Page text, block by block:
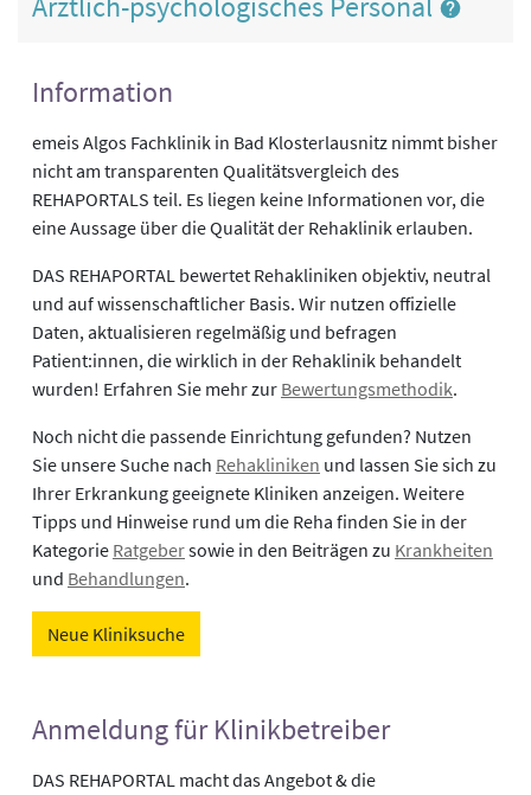
Information
emeis Algos Fachklinik in Bad Klosterlausnitz nimmt bisher
nicht am transparenten Qualitätsvergleich des
REHAPORTALS teil. Es liegen keine Informationen vor, die
eine Aussage über die Qualität der Rehaklinik erlauben.
DAS REHAPORTAL bewertet Rehakliniken objektiv, neutral
und auf wissenschaftlicher Basis. Wir nutzen offizielle
Daten, aktualisieren regelmäßig und befragen
Patient:innen, die wirklich in der Rehaklinik behandelt
wurden! Erfahren Sie mehr zur Bewertungsmethodik.
Noch nicht die passende Einrichtung gefunden? Nutzen
Sie unsere Suche nach Rehakliniken und lassen Sie sich zu
Ihrer Erkrankung geeignete Kliniken anzeigen. Weitere
Tipps und Hinweise rund um die Reha finden Sie in der
Kategorie Ratgebersowie in den Beiträgen zu Krankheiten
und Behandlungen.
Neue Kliniksuche
Anmeldung für Klinikbetreiber
DAS REHAPORTAL macht das Angebot & die